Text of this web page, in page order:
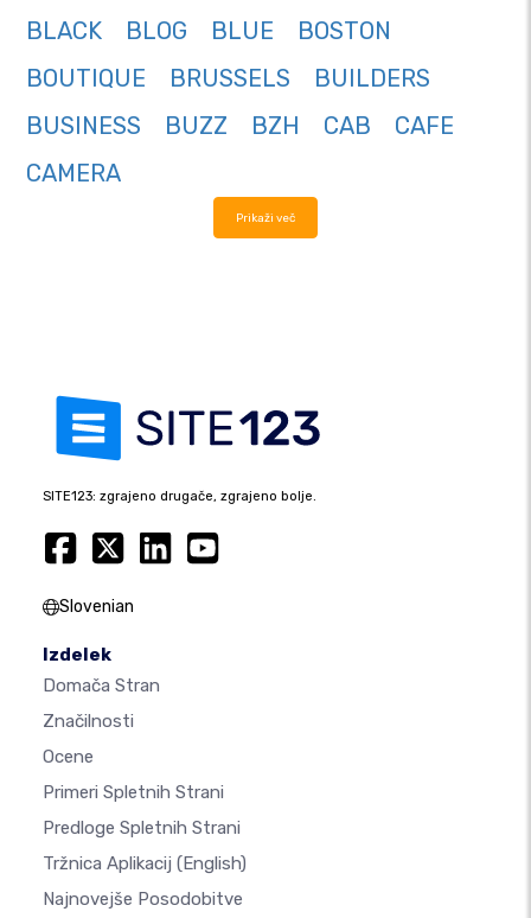
BLACK
BLOG BLUE
BOSTON
BOUTIQUE
BRUSSELS
BUILDERS
BUSINESS
BUZZ BZH CAB
CAFE
CAMERA
Prikaži več
SITE123: zgrajeno drugače, zgrajeno bolje.
Slovenian
Izdelek
Domača Stran
Značilnosti
Ocene
Primeri Spletnih Strani
Predloge Spletnih Strani
Tržnica Aplikacij (English)
Najnovejše Posodobitve